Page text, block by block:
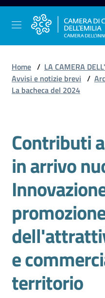
Vai al contenuto
Vai alla navigazione
Vai al footer
Gestire
l'impresa
Promuovere
l'impresa
e
il
territorio
Home / LA CAMERA
Avvisi e notizie brevi /
La bacheca del 2024
Salta al contenuto
Contributi
in arrivo
e
territorio